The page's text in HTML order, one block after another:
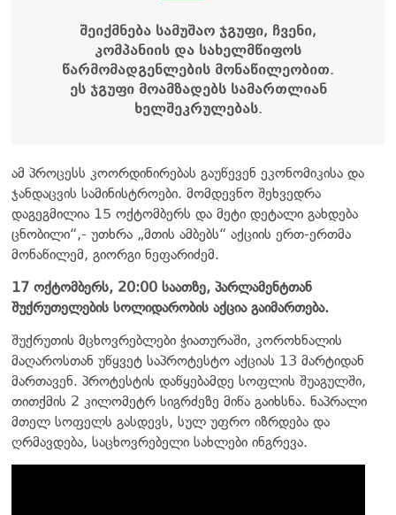
შეიქმნება სამუშაო ჯგუფი, ჩვენი,
კომპანიის და სახელმწიფოს
წარმომადგენლების მონაწილეობით.
ეს ჯგუფი მოამზადებს სამართლიან
ხელშეკრულებას.
ამ პროცესს კოორდინირებას გაუწევენ ეკონომიკისა და
ჯანდაცვის სამინისტროები. მომდევნო შეხვედრა
დაგეგმილია 15 ოქტომბერს და მეტი დეტალი გახდება
ცნობილი“,- უთხრა „მთის ამბებს“ აქციის ერთ-ერთმა
მონაწილემ, გიორგი ნეფარიძემ.
17 ოქტომბერს, 20:00 საათზე, პარლამენტთან
შუქრუთელების სოლიდარობის აქცია გაიმართება.
შუქრუთის მცხოვრებლები ჭიათურაში, კოროხნალის
მაღაროსთან უწყვეტ საპროტესტო აქციას 13 მარტიდან
მართავენ. პროტესტის დაწყებამდე სოფლის შუაგულში,
თითქმის 2 კილომეტრ სიგრძეზე მიწა გაიხსნა. ნაპრალი
მთელ სოფელს გასდევს, სულ უფრო იზრდება და
ღრმავდება, საცხოვრებელი სახლები ინგრევა.